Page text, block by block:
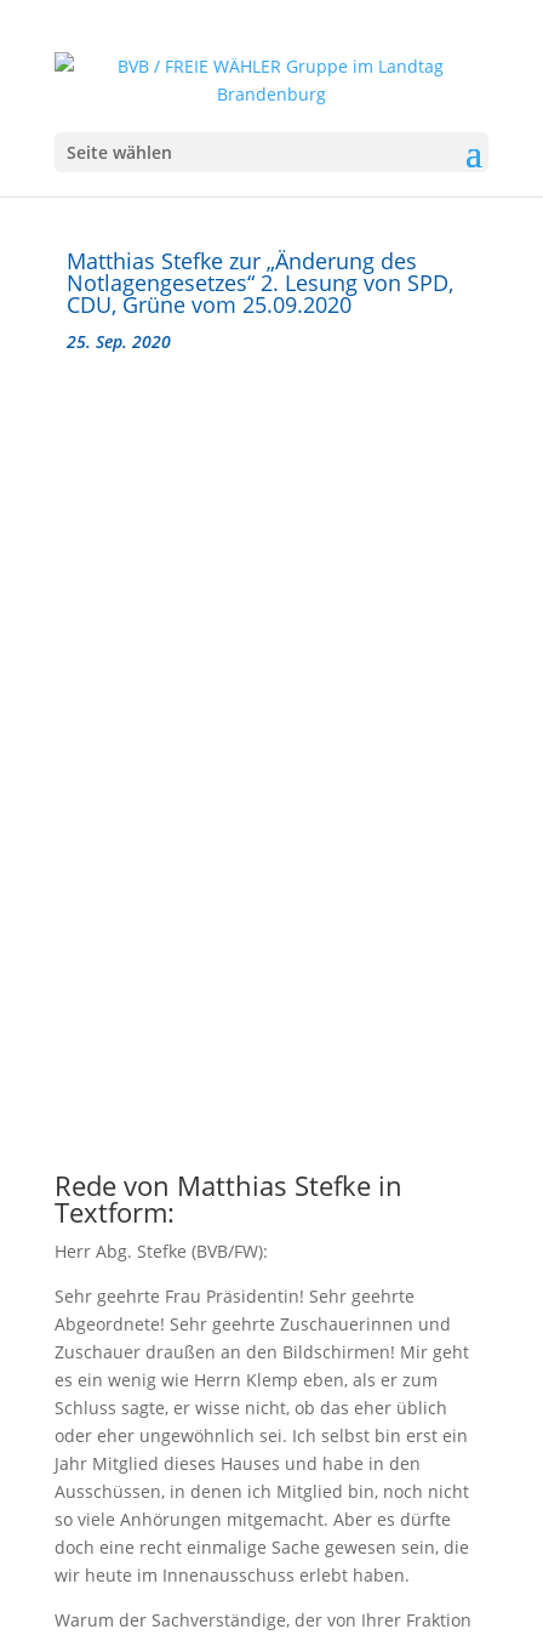
Seite wählen
Matthias Stefke zur „Änderung des
Notlagengesetzes“ 2. Lesung von SPD,
CDU, Grüne vom 25.09.2020
25. Sep. 2020
Rede von Matthias Stefke in
Textform:
Herr Abg. Stefke (BVB/FW):
Sehr geehrte Frau Präsidentin! Sehr geehrte
Abgeordnete! Sehr geehrte Zuschauerinnen und
Zuschauer draußen an den Bildschirmen! Mir geht
es ein wenig wie Herrn Klemp eben, als er zum
Schluss sagte, er wisse nicht, ob das eher üblich
oder eher ungewöhnlich sei. Ich selbst bin erst ein
Jahr Mitglied dieses Hauses und habe in den
Ausschüssen, in denen ich Mitglied bin, noch nicht
so viele Anhörungen mitgemacht. Aber es dürfte
doch eine recht einmalige Sache gewesen sein, die
wir heute im Innenausschuss erlebt haben.
Warum der Sachverständige, der von Ihrer Fraktion